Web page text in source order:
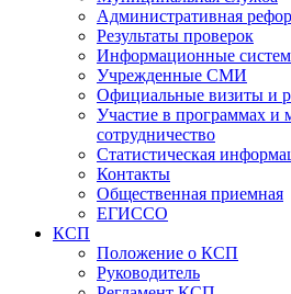
Административная
Результаты проверок
Информационные
Учрежденные СМИ
Официальные визиты и
Участие в программах и
сотрудничество
Статистическая
Контакты
Общественная приемная
ЕГИССО
КСП
Положение о КСП
Руководитель